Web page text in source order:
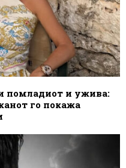
помладиот и ужива:
го покажа